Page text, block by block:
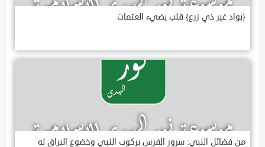
{بواد غير ذي زرع} قلب يضيء العتمات
من فضائل النبي: سرور الفرس بركوب النبي وخضوع البراق له